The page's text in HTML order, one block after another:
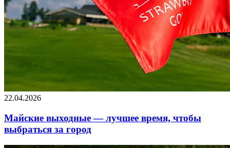
22.04.2026
Майские выходные — лучшее время, чтобы
выбраться за город